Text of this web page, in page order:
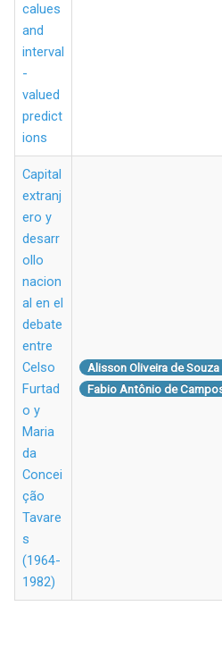
calues
and
interval
-
valued
predict
ions
Capital
extranj
ero y
desarr
ollo
nacion
al en el
debate
entre
Celso
Furtad
o y
Maria
da
Concei
ção
Tavare
s
(1964-
1982)
Alisson Oliveira de
Fabio Antônio de